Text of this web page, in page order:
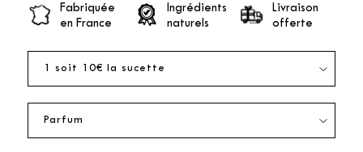
Fabriquée
en France
Ingrédients
naturels
Livraison
offerte